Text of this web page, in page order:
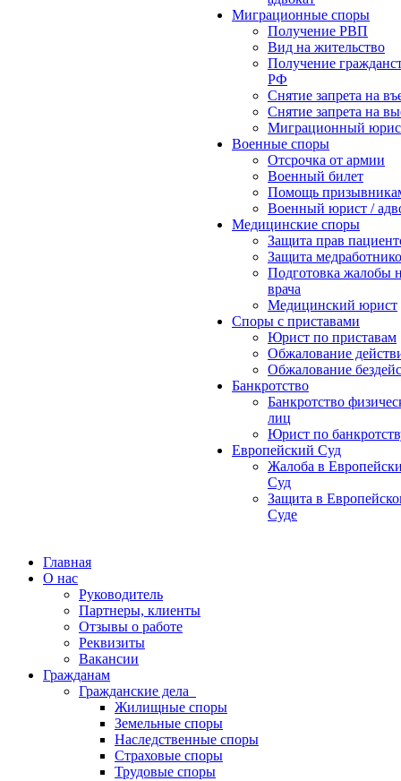
Миграционные споры
Получение РВП
Вид на жительство
Получение
РФ
Снятие запрета на
Снятие запрета на
Миграционный
Военные споры
Отсрочка от армии
Военный билет
Помощь
Военный юрист /
Медицинские споры
Защита прав
Защита
Подготовка жалобы
врача
Медицинский юрист
Споры с приставами
Юрист по приставам
Обжалование
Обжалование
Банкротство
Банкротство
лиц
Юрист по
Европейский Суд
Жалоба в
Суд
Защита в
Суде
Главная
О нас
Руководитель
Партнеры, клиенты
Отзывы о работе
Реквизиты
Вакансии
Гражданам
Гражданские дела
Жилищные споры
Земельные споры
Наследственные споры
Страховые споры
Трудовые споры